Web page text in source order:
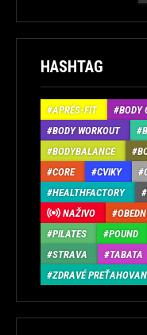
HASHTAG
APRÉS-FIT BODY
BODY WORKOUT
BODYBALANCE
CORE
CVIKY
HEALTHFACTORY
NAŽIVO
PILATES
POUND
STRAVA
TABATA
ZDRAVÉ